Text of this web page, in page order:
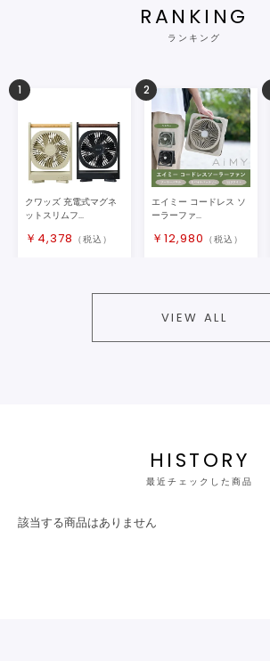
RANKING
ランキング
1
クワッズ 充電式マグネ
ットスリムフ...
￥ 4,378 （税込）
2
エイミー コードレス ソ
ーラーファ...
￥ 12,980 （税込）
VIEW ALL
HISTORY
最近チェックした商品
該当する商品はありません